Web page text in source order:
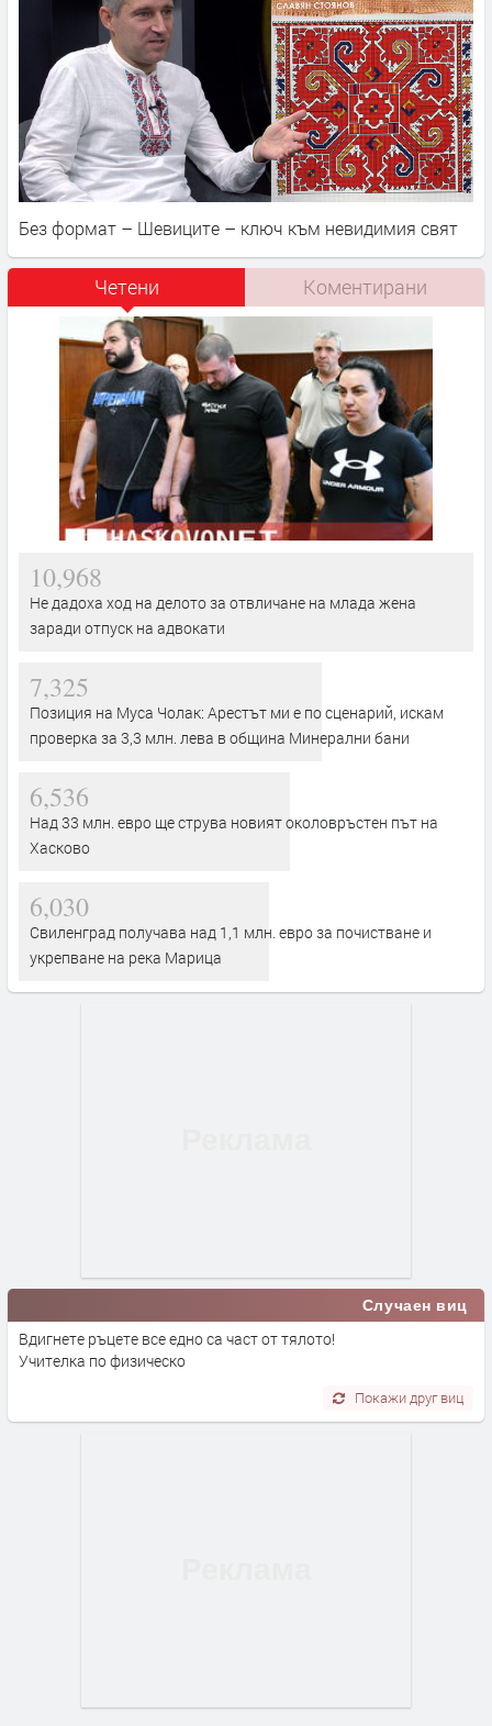
Без формат – Шевиците – ключ към невидимия свят
Четени Коментирани
10,968
Не дадоха ход на делото за отвличане на млада жена
заради отпуск на адвокати
7,325
Позиция на Муса Чолак: Арестът ми е по сценарий, искам
проверка за 3,3 млн. лева в община Минерални бани
6,536
Над 33 млн. евро ще струва новият околовръстен път на
Хасково
6,030
Свиленград получава над 1,1 млн. евро за почистване и
укрепване на река Марица
Случаен виц
Вдигнете ръцете все едно са част от тялото!
Учителка по физическо
Покажи друг виц